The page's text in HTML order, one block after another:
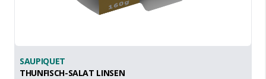
SAUPIQUET
THUNFISCH-SALAT LINSEN